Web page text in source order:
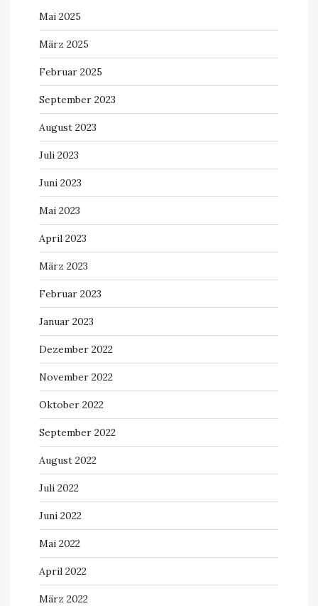
Mai 2025
März 2025
Februar 2025
September 2023
August 2023
Juli 2023
Juni 2023
Mai 2023
April 2023
März 2023
Februar 2023
Januar 2023
Dezember 2022
November 2022
Oktober 2022
September 2022
August 2022
Juli 2022
Juni 2022
Mai 2022
April 2022
März 2022